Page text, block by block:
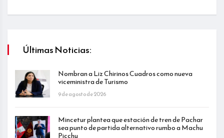
Últimas Noticias:
Nombran a Liz Chirinos Cuadros como nueva
viceministra de Turismo
9 de agosto de 2026
Mincetur plantea que estación de tren de Pachar
sea punto de partida alternativo rumbo a Machu
Picchu